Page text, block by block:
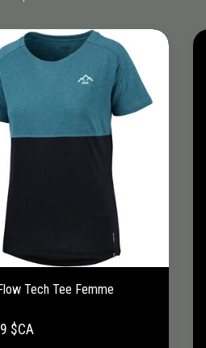
Tech Tee Femme
$CA